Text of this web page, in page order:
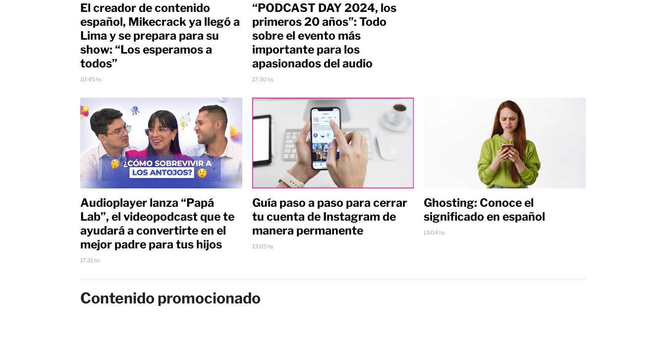
El creador de contenido
español, Mikecrack ya llegó a
Lima y se prepara para su
show: “Los esperamos a
todos”
10:45 hs
“PODCAST DAY 2024, los
primeros 20 años”: Todo
sobre el evento más
importante para los
apasionados del audio
17:30 hs
Audioplayer lanza “Papá
Lab”, el videopodcast que te
ayudará a convertirte en el
mejor padre para tus hijos
17:31 hs
Guía paso a paso para cerrar
tu cuenta de Instagram de
manera permanente
13:05 hs
Ghosting: Conoce el
significado en español
13:04 hs
Contenido promocionado